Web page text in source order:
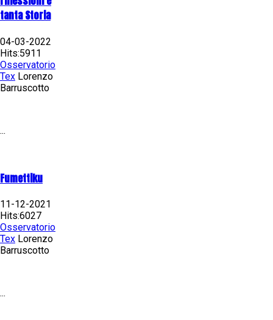
tanta Storia
04-03-2022
Hits:5911
Osservatorio
Tex Lorenzo
Barruscotto
...
Fumettiku
11-12-2021
Hits:6027
Osservatorio
Tex Lorenzo
Barruscotto
...